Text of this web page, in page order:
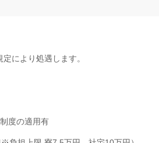
により処遇します。
度の適用有